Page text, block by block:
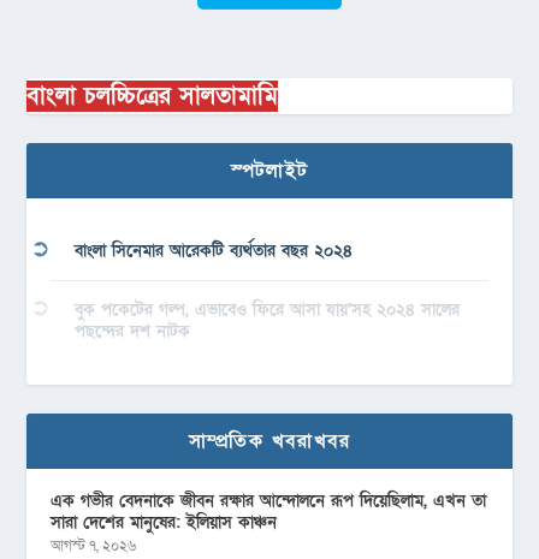
বাংলা চলচ্চিত্রের সালতামামি
স্পটলাইট
বাংলা সিনেমার আরেকটি ব্যর্থতার বছর ২০২৪
বুক পকেটের গল্প, এভাবেও ফিরে আসা যায়’সহ ২০২৪ সালের
পছন্দের দশ নাটক
সাম্প্রতিক খবরাখবর
এক গভীর বেদনাকে জীবন রক্ষার আন্দোলনে রূপ দিয়েছিলাম, এখন তা
সারা দেশের মানুষের: ইলিয়াস কাঞ্চন
আগস্ট ৭, ২০২৬